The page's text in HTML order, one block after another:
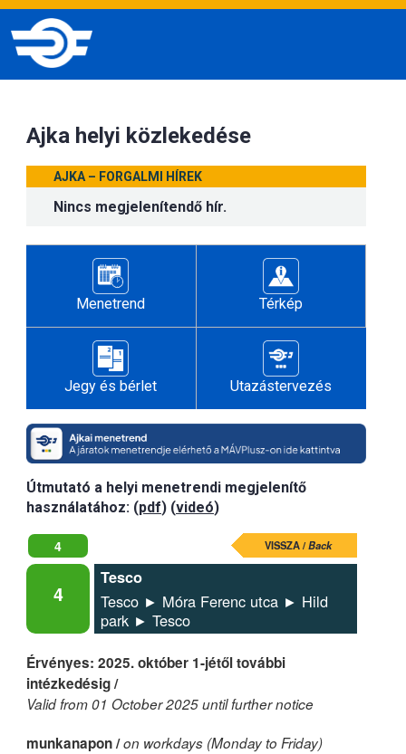
Ajka helyi közlekedése
AJKA – FORGALMI HÍREK
Nincs megjelenítendő hír.
Menetrend Térkép
Jegy és bérlet Utazástervezés
Útmutató a helyi menetrendi megjelenítő
használatához: (pdf) (videó)
4 VISSZA /Back
4
Tesco
Tesco ► Móra Ferenc utca ► Hild
park ► Tesco
Érvényes: 2025. október 1-jétől további
intézkedésig /
Valid from 01 October 2025 until further notice
munkanapon /on workdays (Monday to Friday)